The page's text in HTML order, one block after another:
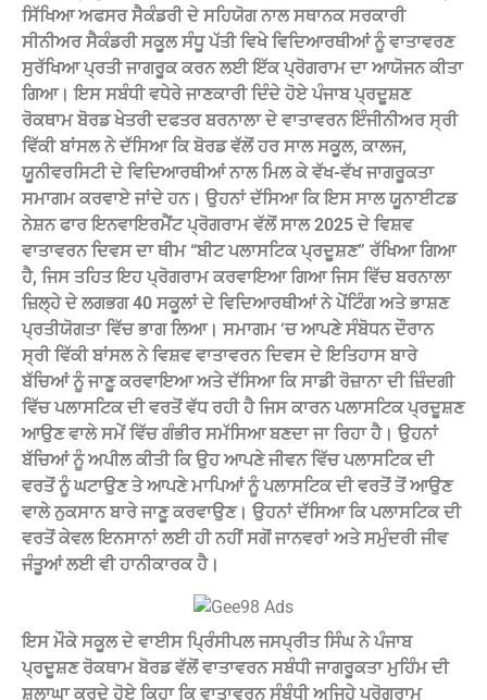
ਸਿੱਖਿਆ ਅਫਸਰ ਸੈਕੰਡਰੀ ਦੇ ਸਹਿਯੋਗ ਨਾਲ ਸਥਾਨਕ ਸਰਕਾਰੀ
ਸੀਨੀਅਰ ਸੈਕੰਡਰੀ ਸਕੂਲ ਸੰਧੂ ਪੱਤੀ ਵਿਖੇ ਵਿਦਿਆਰਥੀਆਂ ਨੂੰ ਵਾਤਾਵਰਣ
ਸੁਰੱਖਿਆ ਪ੍ਰਤੀ ਜਾਗਰੂਕ ਕਰਨ ਲਈ ਇੱਕ ਪ੍ਰੋਗਰਾਮ ਦਾ ਆਯੋਜਨ ਕੀਤਾ
ਗਿਆ। ਇਸ ਸਬੰਧੀ ਵਧੇਰੇ ਜਾਣਕਾਰੀ ਦਿੰਦੇ ਹੋਏ ਪੰਜਾਬ ਪ੍ਰਦੂਸ਼ਣ
ਰੋਕਥਾਮ ਬੋਰਡ ਖੇਤਰੀ ਦਫਤਰ ਬਰਨਾਲਾ ਦੇ ਵਾਤਾਵਰਨ ਇੰਜੀਨੀਅਰ ਸ੍ਰੀ
ਵਿੱਕੀ ਬਾਂਸਲ ਨੇ ਦੱਸਿਆ ਕਿ ਬੋਰਡ ਵੱਲੋਂ ਹਰ ਸਾਲ ਸਕੂਲ, ਕਾਲਜ,
ਯੂਨੀਵਰਸਿਟੀ ਦੇ ਵਿਦਿਆਰਥੀਆਂ ਨਾਲ ਮਿਲ ਕੇ ਵੱਖ-ਵੱਖ ਜਾਗਰੂਕਤਾ
ਸਮਾਗਮ ਕਰਵਾਏ ਜਾਂਦੇ ਹਨ। ਉਹਨਾਂ ਦੱਸਿਆ ਕਿ ਇਸ ਸਾਲ ਯੂਨਾਈਟਡ
ਨੇਸ਼ਨ ਫਾਰ ਇਨਵਾਇਰਮੈਂਟ ਪ੍ਰੋਗਰਾਮ ਵੱਲੋਂ ਸਾਲ 2025 ਦੇ ਵਿਸ਼ਵ
ਵਾਤਾਵਰਨ ਦਿਵਸ ਦਾ ਥੀਮ “ਬੀਟ ਪਲਾਸਟਿਕ ਪ੍ਰਦੂਸ਼ਣ” ਰੱਖਿਆ ਗਿਆ
ਹੈ, ਜਿਸ ਤਹਿਤ ਇਹ ਪ੍ਰੋਗਰਾਮ ਕਰਵਾਇਆ ਗਿਆ ਜਿਸ ਵਿੱਚ ਬਰਨਾਲਾ
ਜ਼ਿਲ੍ਹੇ ਦੇ ਲਗਭਗ 40 ਸਕੂਲਾਂ ਦੇ ਵਿਦਿਆਰਥੀਆਂ ਨੇ ਪੇਂਟਿੰਗ ਅਤੇ ਭਾਸ਼ਣ
ਪ੍ਰਤੀਯੋਗਤਾ ਵਿੱਚ ਭਾਗ ਲਿਆ। ਸਮਾਗਮ ‘ਚ ਆਪਣੇ ਸੰਬੋਧਨ ਦੌਰਾਨ
ਸ੍ਰੀ ਵਿੱਕੀ ਬਾਂਸਲ ਨੇ ਵਿਸ਼ਵ ਵਾਤਾਵਰਨ ਦਿਵਸ ਦੇ ਇਤਿਹਾਸ ਬਾਰੇ
ਬੱਚਿਆਂ ਨੂੰ ਜਾਣੂ ਕਰਵਾਇਆ ਅਤੇ ਦੱਸਿਆ ਕਿ ਸਾਡੀ ਰੋਜ਼ਾਨਾ ਦੀ ਜ਼ਿੰਦਗੀ
ਵਿੱਚ ਪਲਾਸਟਿਕ ਦੀ ਵਰਤੋਂ ਵੱਧ ਰਹੀ ਹੈ ਜਿਸ ਕਾਰਨ ਪਲਾਸਟਿਕ ਪ੍ਰਦੂਸ਼ਣ
ਆਉਣ ਵਾਲੇ ਸਮੇਂ ਵਿੱਚ ਗੰਭੀਰ ਸਮੱਸਿਆ ਬਣਦਾ ਜਾ ਰਿਹਾ ਹੈ। ਉਹਨਾਂ
ਬੱਚਿਆਂ ਨੂੰ ਅਪੀਲ ਕੀਤੀ ਕਿ ਉਹ ਆਪਣੇ ਜੀਵਨ ਵਿੱਚ ਪਲਾਸਟਿਕ ਦੀ
ਵਰਤੋਂ ਨੂੰ ਘਟਾਉਣ ਤੇ ਆਪਣੇ ਮਾਪਿਆਂ ਨੂੰ ਪਲਾਸਟਿਕ ਦੀ ਵਰਤੋਂ ਤੋਂ ਆਉਣ
ਵਾਲੇ ਨੁਕਸਾਨ ਬਾਰੇ ਜਾਣੂ ਕਰਵਾਉਣ। ਉਹਨਾਂ ਦੱਸਿਆ ਕਿ ਪਲਾਸਟਿਕ ਦੀ
ਵਰਤੋਂ ਕੇਵਲ ਇਨਸਾਨਾਂ ਲਈ ਹੀ ਨਹੀਂ ਸਗੋਂ ਜਾਨਵਰਾਂ ਅਤੇ ਸਮੁੰਦਰੀ ਜੀਵ
ਜੰਤੂਆਂ ਲਈ ਵੀ ਹਾਨੀਕਾਰਕ ਹੈ।
ਇਸ ਮੌਕੇ ਸਕੂਲ ਦੇ ਵਾਈਸ ਪ੍ਰਿੰਸੀਪਲ ਜਸਪ੍ਰੀਤ ਸਿੰਘ ਨੇ ਪੰਜਾਬ
ਪ੍ਰਦੂਸ਼ਣ ਰੋਕਥਾਮ ਬੋਰਡ ਵੱਲੋਂ ਵਾਤਾਵਰਨ ਸਬੰਧੀ ਜਾਗਰੂਕਤਾ ਮੁਹਿੰਮ ਦੀ
ਸ਼ਲਾਘਾ ਕਰਦੇ ਹੋਏ ਕਿਹਾ ਕਿ ਵਾਤਾਵਰਨ ਸੰਬੰਧੀ ਅਜਿਹੇ ਪ੍ਰੋਗਰਾਮ